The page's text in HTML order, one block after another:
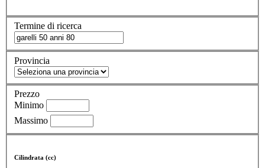
Termine di ricerca
Provincia
Prezzo
Minimo
Massimo
Cilindrata (cc)